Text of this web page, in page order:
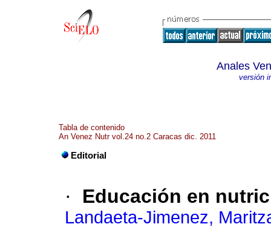
Anales
versión
Tabla de contenido
An Venez Nutr vol.24 no.2 Caracas dic. 2011
Editorial
· Educación en
Landaeta-Jimenez,